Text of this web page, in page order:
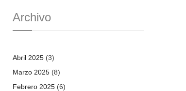
Archivo
Abril 2025 (3)
Marzo 2025 (8)
Febrero 2025 (6)